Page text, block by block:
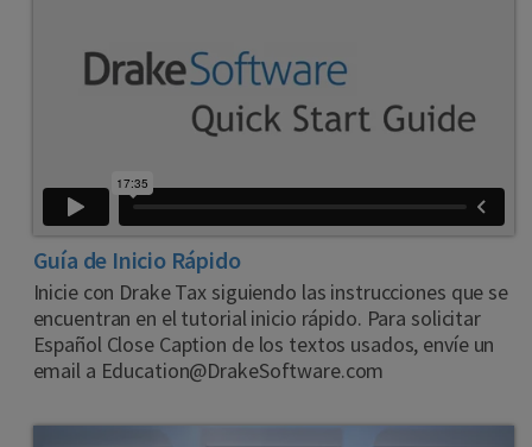
Guía de Inicio Rápido
Inicie con Drake Tax siguiendo las instrucciones que se
encuentran en el tutorial inicio rápido. Para solicitar
Español Close Caption de los textos usados, envíe un
email a Education@DrakeSoftware.com